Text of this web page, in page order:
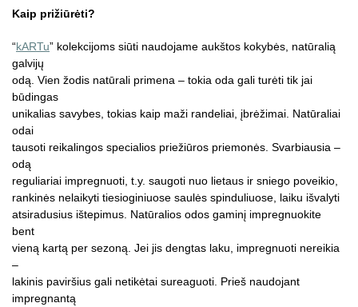
Kaip prižiūrėti?
“kARTu” kolekcijoms siūti naudojame aukštos kokybės, natūralią
galvijų
odą. Vien žodis natūrali primena – tokia oda gali turėti tik jai
būdingas
unikalias savybes, tokias kaip maži randeliai, įbrėžimai. Natūraliai
odai
tausoti reikalingos specialios priežiūros priemonės. Svarbiausia –
odą
reguliariai impregnuoti, t.y. saugoti nuo lietaus ir sniego poveikio,
rankinės nelaikyti tiesioginiuose saulės spinduliuose, laiku išvalyti
atsiradusius ištepimus. Natūralios odos gaminį impregnuokite
bent
vieną kartą per sezoną. Jei jis dengtas laku, impregnuoti nereikia
–
lakinis paviršius gali netikėtai sureaguoti. Prieš naudojant
impregnantą